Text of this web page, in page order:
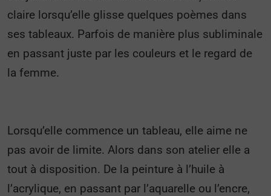
claire lorsqu’elle glisse quelques poèmes dans
ses tableaux. Parfois de manière plus subliminale
en passant juste par les couleurs et le regard de
la femme.
Lorsqu’elle commence un tableau, elle aime ne
pas avoir de limite. Alors dans son atelier elle a
tout à disposition. De la peinture à l’huile à
l’acrylique, en passant par l’aquarelle ou l’encre,